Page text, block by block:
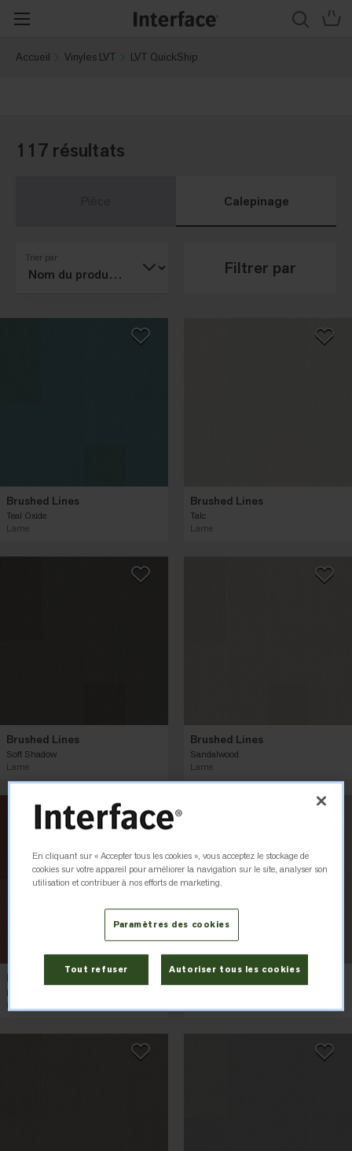
Accueil Vinyles LVT LVT QuickShip
117 résultats
Calepinage
Trier par
Filtrer par
Brushed Lines
Teal Oxide
Lame
Brushed Lines
Talc
Lame
Brushed Lines
Soft Shadow
Lame
Brushed Lines
Sandalwood
Lame
Brushed Lines
Rouge
Lame
En cliquant sur « Accepter tous les cookies », vous acceptez le stockage de
cookies sur votre appareil pour améliorer la navigation sur le site, analyser son
utilisation et contribuer à nos efforts de marketing.
Paramètres des cookies
Tout refuser Autoriser tous les cookies